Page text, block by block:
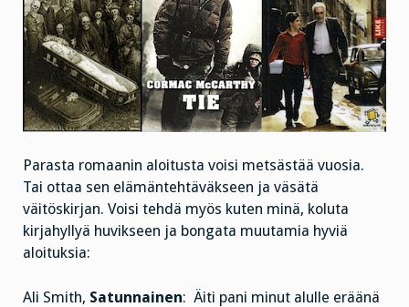
Parasta romaanin aloitusta voisi metsästää vuosia.
Tai ottaa sen elämäntehtäväkseen ja väsätä
väitöskirjan. Voisi tehdä myös kuten minä, koluta
kirjahyllyä huvikseen ja bongata muutamia hyviä
aloituksia:
Ali Smith, Satunnainen: Äiti pani minut alulle eräänä